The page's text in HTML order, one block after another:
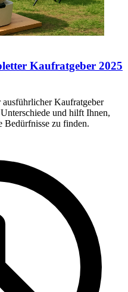
Kaufratgeber 2025
Kaufratgeber
und hilft Ihnen,
Bedürfnisse zu finden.